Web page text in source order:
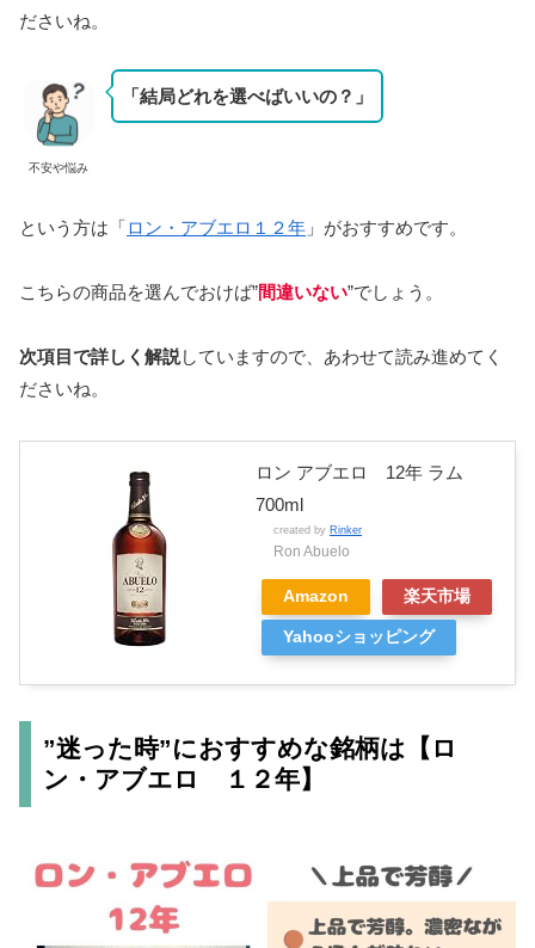
ださいね。
不安や悩み
「結局どれを選べばいいの？」
という方は「ロン・アブエロ１２年 」がおすすめです。
こちらの商品を選んでおけば”間違いない”でしょう。
次項目で詳しく解説していますので、あわせて読み進めてく
ださいね。
ロン アブエロ 12年 ラム
700ml
created by Rinker
Ron Abuelo
Amazon 楽天市場
Yahooショッピング
”迷った時”におすすめな銘柄は【ロ
ン・アブエロ １２年】